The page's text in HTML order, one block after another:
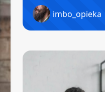
imbo_opieka